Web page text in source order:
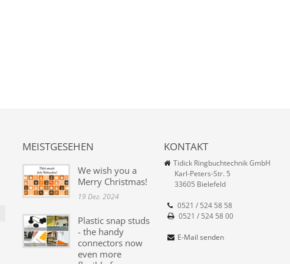
MEISTGESEHEN
We wish you a
Merry Christmas!
19 Dez. 2024
Plastic snap studs
- the handy
connectors now
even more
KONTAKT
Tidick Ringbuchtechnik GmbH
Karl-Peters-Str. 5
33605 Bielefeld
0521 / 524 58 58
0521 / 524 58 00
E-Mail senden